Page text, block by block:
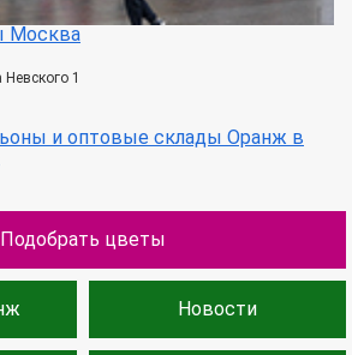
Москва
1
и оптовые склады Оранж в
Подобрать цветы
Новости